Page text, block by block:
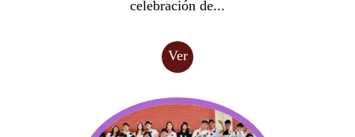
celebración de...
Ver